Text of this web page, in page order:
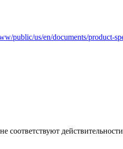
public/us/en/documents/product-
соответствуют